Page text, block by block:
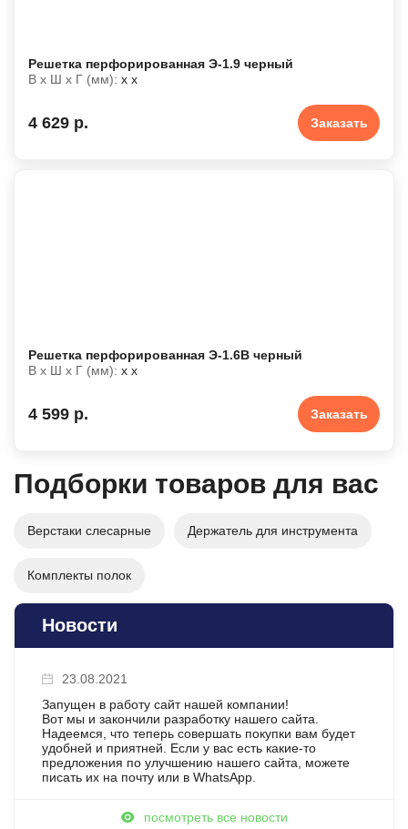
Новости
23.08.2021
Запущен в работу сайт нашей компании!
Вот мы и закончили разработку нашего сайта.
Надеемся, что теперь совершать покупки вам будет
удобней и приятней. Если у вас есть какие-то
предложения по улучшению нашего сайта, можете
писать их на почту или в WhatsApp.
посмотреть все новости
Решетка перфорированная Э-1.9 черный
В х Ш х Г (мм): х х
4 629 р. Заказать
Решетка перфорированная Э-1.6В черный
В х Ш х Г (мм): х х
4 599 р. Заказать
Подборки товаров для вас
Верстаки слесарные Держатель для инструмента
Комплекты полок